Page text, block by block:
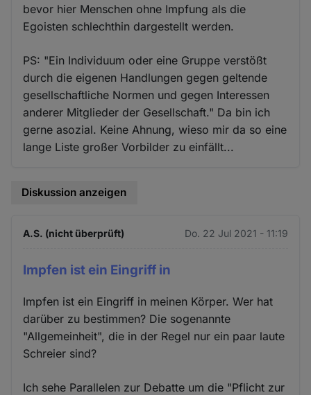
bevor hier Menschen ohne Impfung als die
Egoisten schlechthin dargestellt werden.
PS: "Ein Individuum oder eine Gruppe verstößt
durch die eigenen Handlungen gegen geltende
gesellschaftliche Normen und gegen Interessen
anderer Mitglieder der Gesellschaft." Da bin ich
gerne asozial. Keine Ahnung, wieso mir da so eine
lange Liste großer Vorbilder zu einfällt...
Diskussion anzeigen
A.S. (nicht überprüft) Do. 22 Jul 2021 - 11:19
Impfen ist ein Eingriff in
Impfen ist ein Eingriff in meinen Körper. Wer hat
darüber zu bestimmen? Die sogenannte
"Allgemeinheit", die in der Regel nur ein paar laute
Schreier sind?
Ich sehe Parallelen zur Debatte um die "Pflicht zur